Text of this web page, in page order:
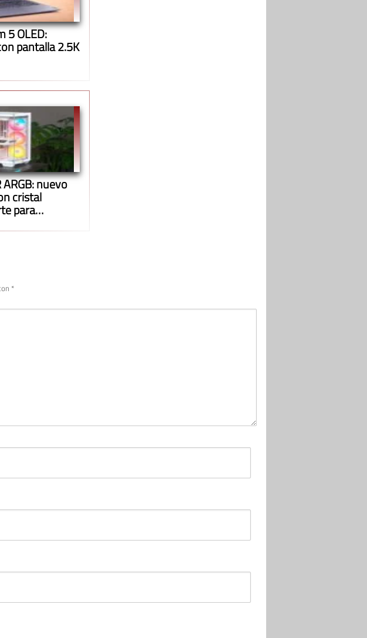
5 OLED:
pantalla 2.5K
nuevo
cristal
para
*